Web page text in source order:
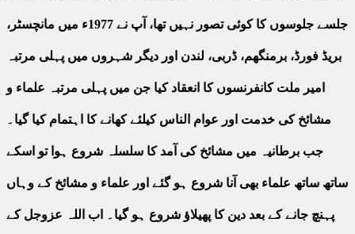
جلسے جلوسوں کا کوئی تصور نہیں تھا، آپ نے 1977ء میں مانچسٹر،
بریڈ فورڈ، برمنگھم، ڈربی، لندن اور دیگر شہروں میں پہلی مرتبہ
امیر ملت کانفرنسوں کا انعقاد کیا جن میں پہلی مرتبہ علماء و
مشائخ کی خدمت اور عوام الناس کیلئے کھانے کا اہتمام کیا گیا۔
جب برطانیہ میں مشائخ کی آمد کا سلسلہ شروع ہوا تو اسکے
ساتھ ساتھ علماء بھی آنا شروع ہو گئے اور علماء و مشائخ کے وہاں
پہنچ جانے کے بعد دین کا پھیلاؤ شروع ہو گیا۔ اب اللہ عزوجل کے